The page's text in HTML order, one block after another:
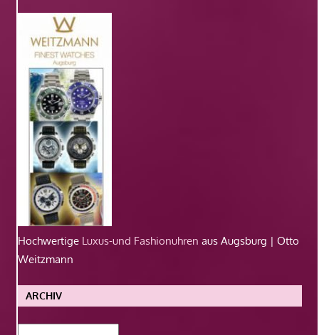
Hochwertige Luxus-und Fashionuhren aus Augsburg | Otto
Weitzmann
ARCHIV